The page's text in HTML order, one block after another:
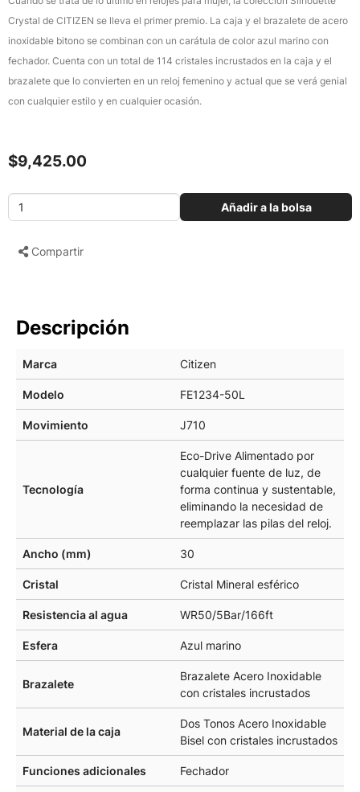
Crystal de CITIZEN se lleva el primer premio. La caja y el brazalete de acero
inoxidable bitono se combinan con un carátula de color azul marino con
fechador. Cuenta con un total de 114 cristales incrustados en la caja y el
brazalete que lo convierten en un reloj femenino y actual que se verá genial
con cualquier estilo y en cualquier ocasión.
$9,425.00
Añadir a la bolsa
Compartir
Descripción
Marca Citizen
Modelo FE1234-50L
Movimiento J710
Tecnología
Eco-Drive Alimentado por
cualquier fuente de luz, de
forma continua y sustentable,
eliminando la necesidad de
reemplazar las pilas del reloj.
Ancho (mm) 30
Cristal Cristal Mineral esférico
Resistencia al agua WR50/5Bar/166ft
Esfera Azul marino
Brazalete
Brazalete Acero Inoxidable
con cristales incrustados
Material de la caja
Dos Tonos Acero Inoxidable
Bisel con cristales incrustados
Funciones adicionales Fechador